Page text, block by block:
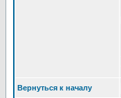
Вернуться к началу